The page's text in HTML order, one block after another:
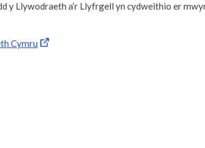
Llywodraeth a’r Llyfrgell yn cydweithio er
Cymru